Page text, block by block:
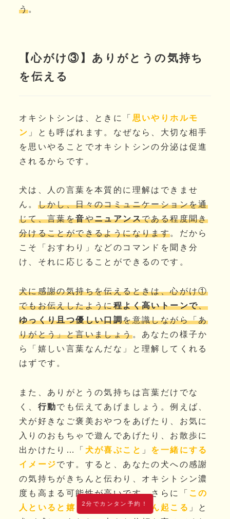
2分でカンタン予約！
う。
【心がけ③】ありがとうの気持ち
を伝える
オキシトシンは、ときに「 思いやりホルモ
ン 」とも呼ばれます。なぜなら、大切な相手
を思いやることでオキシトシンの分泌は促進
されるからです。
犬は、人の言葉を本質的に理解はできませ
ん。 しかし、日々のコミュニケーションを通
じて、言葉を音やニュアンスである程度聞き
分けることができるようになります。だから
こそ「おすわり」などのコマンドを聞き分
け、それに応じることができるのです。
犬に感謝の気持ちを伝えるときは、心がけ①
でもお伝えしたように程よく高いトーンで、
ゆっくり且つ優しい口調を意識しながら「あ
りがとう」と言いましょう。あなたの様子か
ら「嬉しい言葉なんだな」と理解してくれる
はずです。
また、ありがとうの気持ちは言葉だけでな
く、 行動でも伝えてあげましょう。例えば、
犬が好きなご褒美おやつをあげたり、お気に
入りのおもちゃで遊んであげたり、お散歩に
出かけたり…「 犬が喜ぶこと 」 を一緒にする
イメージです。すると、あなたの犬への感謝
の気持ちがきちんと伝わり、オキシトシン濃
度も高まる可能性が高いです。さらに「 この
人といると嬉しいことがたくさん起こる 」と